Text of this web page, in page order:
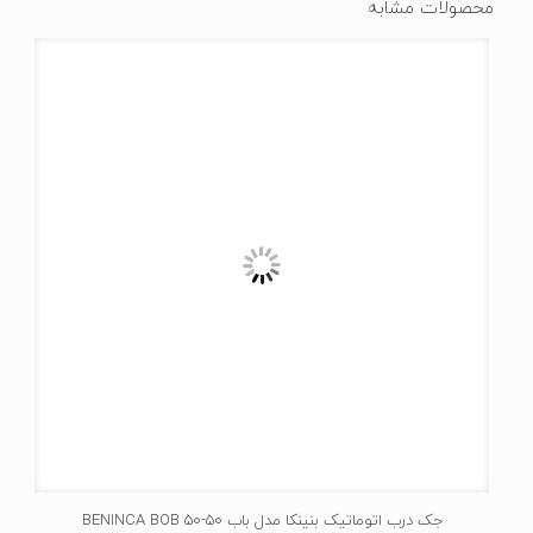
محصولات مشابه
جک درب اتوماتیک بنینکا مدل باب 50-BENINCA BOB 50